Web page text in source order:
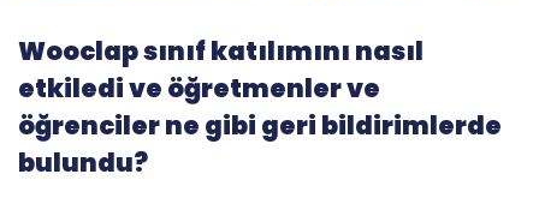
Wooclap sınıf katılımını nasıl
etkiledi ve öğretmenler ve
öğrenciler ne gibi geri bildirimlerde
bulundu?